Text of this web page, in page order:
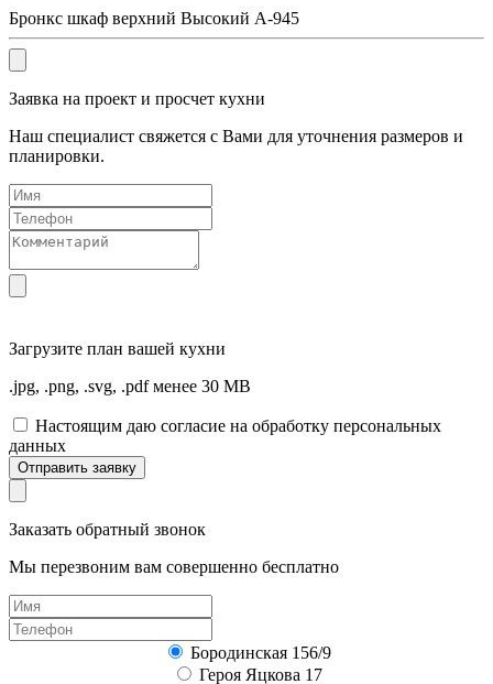
Бронкс шкаф верхний Высокий А-945
Заявка на проект и просчет кухни
Наш специалист свяжется с Вами для уточнения размеров и
планировки.
Загрузите план вашей кухни
.jpg, .png, .svg, .pdf менее 30 MB
Настоящим даю согласие на обработку персональных
данных
Отправить заявку
Заказать обратный звонок
Мы перезвоним вам совершенно бесплатно
Бородинская 156/9
Героя Яцкова 17